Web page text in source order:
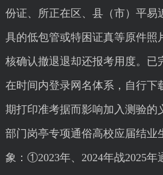
份证、所正在区、县（市）平易
具的低包管或特困证真等原件照
核确认撤退退却还报考用度。已
在时间内登录网名体系，自行下
期打印准考据而影响加入测验的
部门岗亭专项通俗高校应届结业
象：①2023年、2024年战2025年